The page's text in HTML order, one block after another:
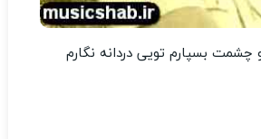
چشمت بسپارم تویی دردانه نگارم